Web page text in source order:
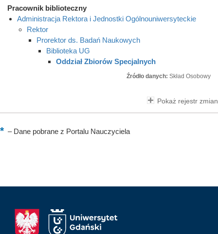
Pracownik biblioteczny
Administracja Rektora i Jednostki Ogólnouniwersyteckie
Rektor
Prorektor ds. Badań Naukowych
Biblioteka UG
Oddział Zbiorów Specjalnych
Źródło danych: Skład Osobowy
Pokaż rejestr zmian
–Dane pobrane z Portalu Nauczyciela